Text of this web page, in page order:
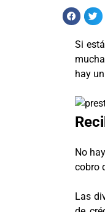
Si
hay
No
cobro
Las